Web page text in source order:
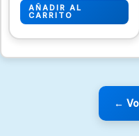
AÑADIR AL
CARRITO
←